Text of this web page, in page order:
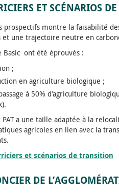
ET SCÉNARIOS
prospectifs montre la faisabilité
une trajectoire neutre en
Basic ont été éprouvés :
;
en agriculture biologique ;
à 50% d’agriculture
a une taille adaptée à la
agricoles en lien avec la
et scénarios de transition
DE